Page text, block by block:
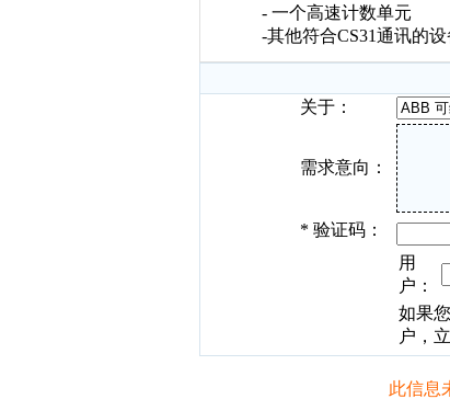
- 一个高速计数单元
-其他符合CS31通讯的设
关于：
需求意向：
* 验证码：
用
户：
如果
户，
此信息